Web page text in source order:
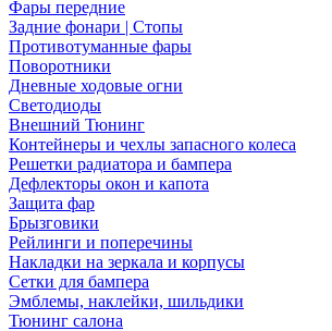
Фары передние
Задние фонари | Стопы
Противотуманные фары
Поворотники
Дневные ходовые огни
Светодиоды
Внешний Тюнинг
Контейнеры и чехлы запасного колеса
Решетки радиатора и бампера
Дефлекторы окон и капота
Защита фар
Брызговики
Рейлинги и поперечины
Накладки на зеркала и корпусы
Сетки для бампера
Эмблемы, наклейки, шильдики
Тюнинг салона